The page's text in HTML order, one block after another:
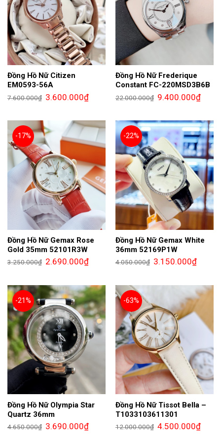
Đồng Hồ Nữ Citizen
EM0593-56A
7.600.000₫ Giá
gốc
3.600.000₫Giá
hiện
3.600.000₫.
Đồng Hồ Nữ Frederique
Constant FC-220MSD3B6B
22.000.000₫ Giá
gốc
9.400.000₫Giá
hiện
-17%
Đồng Hồ Nữ Gemax Rose
Gold 35mm 52101R3W
3.250.000₫ Giá
gốc
2.690.000₫Giá
hiện
2.690.000₫.
-22%
Đồng Hồ Nữ Gemax White
36mm 52169P1W
4.050.000₫ Giá
gốc
3.150.000₫Giá
hiện
-21%
Đồng Hồ Nữ Olympia Star
Quartz 36mm
4.650.000₫ Giá
gốc
3.690.000₫Giá
hiện
-63%
Đồng Hồ Nữ Tissot Bella –
T1033103611301
12.000.000₫ Giá
gốc
4.500.000₫Giá
hiện